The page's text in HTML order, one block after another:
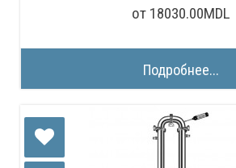
от 18030.00MDL
Подробнее...